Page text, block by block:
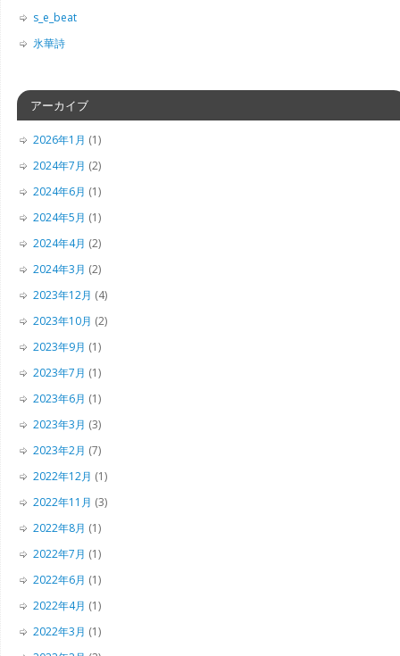
s_e_beat
氷華詩
アーカイブ
2026年1月 (1)
2024年7月 (2)
2024年6月 (1)
2024年5月 (1)
2024年4月 (2)
2024年3月 (2)
2023年12月 (4)
2023年10月 (2)
2023年9月 (1)
2023年7月 (1)
2023年6月 (1)
2023年3月 (3)
2023年2月 (7)
2022年12月 (1)
2022年11月 (3)
2022年8月 (1)
2022年7月 (1)
2022年6月 (1)
2022年4月 (1)
2022年3月 (1)